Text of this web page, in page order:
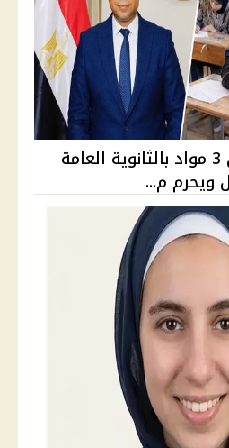
التعليم: الراسب في 3 مواد بالثانوية العامة
ويحرم م...